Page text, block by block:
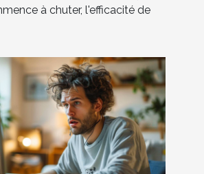
à chuter, l'efficacité de